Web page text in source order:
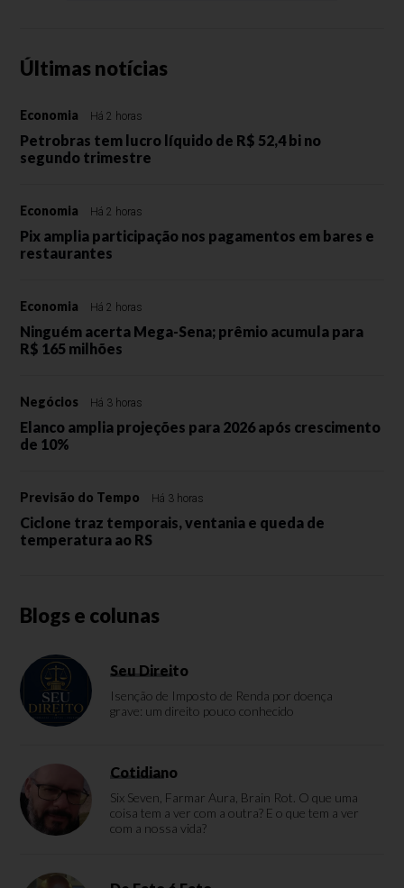
Últimas notícias
Economia Há 2 horas
Petrobras tem lucro líquido de R$ 52,4 bi no
segundo trimestre
Economia Há 2 horas
Pix amplia participação nos pagamentos em bares e
restaurantes
Economia Há 2 horas
Ninguém acerta Mega-Sena; prêmio acumula para
R$ 165 milhões
Negócios Há 3 horas
Elanco amplia projeções para 2026 após crescimento
de 10%
Previsão do Tempo Há 3 horas
Ciclone traz temporais, ventania e queda de
temperatura ao RS
Blogs e colunas
Seu Direito
Isenção de Imposto de Renda por doença
grave: um direito pouco conhecido
Cotidiano
Six Seven, Farmar Aura, Brain Rot. O que uma
coisa tem a ver com a outra? E o que tem a ver
com a nossa vida?